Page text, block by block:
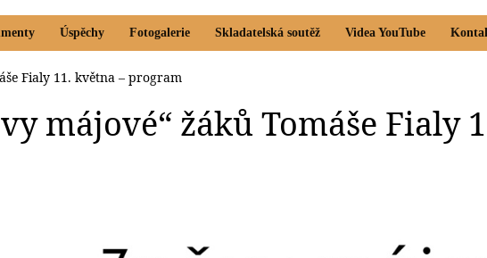
Úspěchy Fotogalerie Skladatelská soutěž Videa YouTube
Fialy 11. května – program
májové“ žáků Tomáše Fialy